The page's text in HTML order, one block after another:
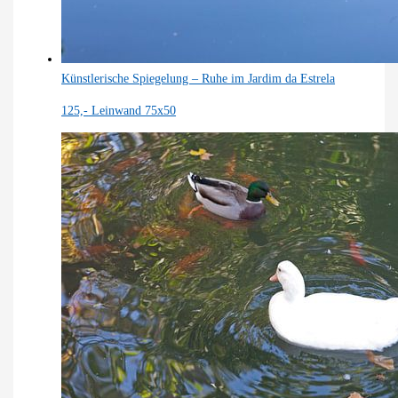
Künstlerische Spiegelung – Ruhe im Jardim da Estrela
125,- Leinwand 75x50